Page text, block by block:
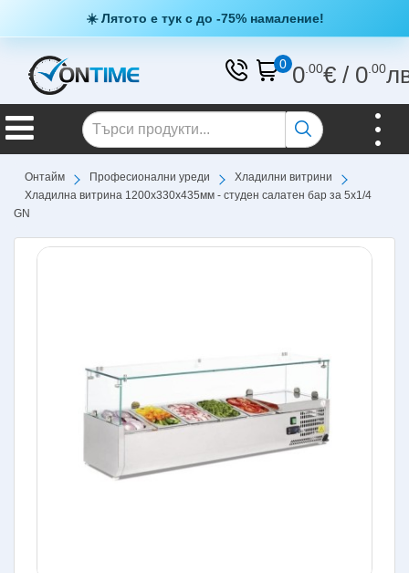
☀️ Лятото е тук с до -75% намаление!
0 0.00€/ 0.00
Онтайм Професионални уреди
Хладилни витрини
Хладилна витрина 1200х330х435мм - студен салатен бар за 5х1/4
GN